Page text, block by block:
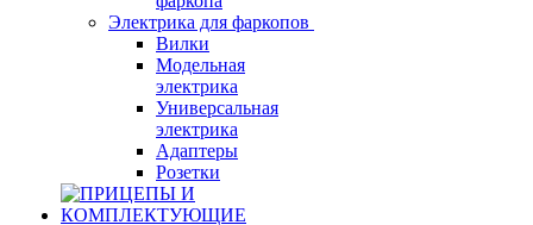
Электрика для фаркопов
Вилки
Модельная
электрика
Универсальная
электрика
Адаптеры
Розетки